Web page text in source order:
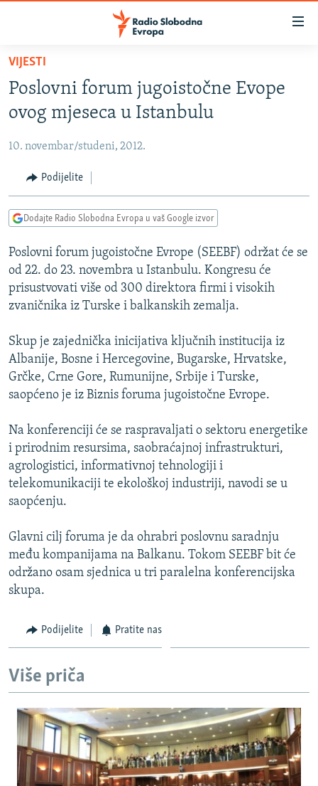
Pređite
glavni
sadržaj
Pređite
na
navigaciju
Pređite
na
VIJESTI
SRBIJA
KOSOVO
CRNA GORA
VIDEO
FOTOGALERIJE
INFOGRAFIKE
PODCASTI
RAT U UKRAJINI
KINA NA BALKANU
RSE PRIČE IZ SVIJETA
ISPRIČAJ MI
DNEVNO@RSE
SPECIJALI RSE
GENOCID U SREBRENICI
POPLAVE I KLIZIŠTA U BIH 2024.
TV LIBERTY
POST SCRIPTUM
MOJA EVROPA
TRI DECENIJE OD RATA U BIH
SVE KARTE DEJTONA
PRATITE NAS
Sve RFE/RL stranice
VIJESTI
Poslovni forum jugoistočne Evope
ovog mjeseca u Istanbulu
10. novembar/studeni, 2012.
Podijelite
Dodajte Radio Slobodna Evropa u vaš Google izvor
Poslovni forum jugoistočne Evrope (SEEBF) održat će se
od 22. do 23. novembra u Istanbulu. Kongresu će
prisustvovati više od 300 direktora firmi i visokih
zvaničnika iz Turske i balkanskih zemalja.
Skup je zajednička inicijativa ključnih institucija iz
Albanije, Bosne i Hercegovine, Bugarske, Hrvatske,
Grčke, Crne Gore, Rumunijne, Srbije i Turske,
saopćeno je iz Biznis foruma jugoistočne Evrope.
Na konferenciji će se raspravaljati o sektoru energetike
i prirodnim resursima, saobraćajnoj infrastrukturi,
agrologistici, informativnoj tehnologiji i
telekomunikaciji te ekološkoj industriji, navodi se u
saopćenju.
Glavni cilj foruma je da ohrabri poslovnu saradnju
među kompanijama na Balkanu. Tokom SEEBF bit će
održano osam sjednica u tri paralelna konferencijska
skupa.
Podijelite Pratite nas
Više priča